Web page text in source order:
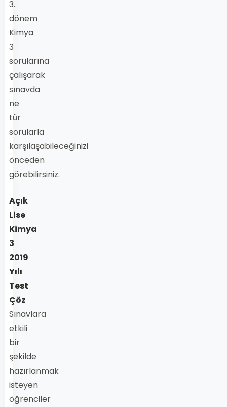
3.
dönem
Kimya
3
sorularına
çalışarak
sınavda
ne
tür
sorularla
karşılaşabileceğinizi
önceden
görebilirsiniz.
Açık
Lise
Kimya
3
2019
Yılı
Test
Çöz
Sınavlara
etkili
bir
şekilde
hazırlanmak
isteyen
öğrenciler